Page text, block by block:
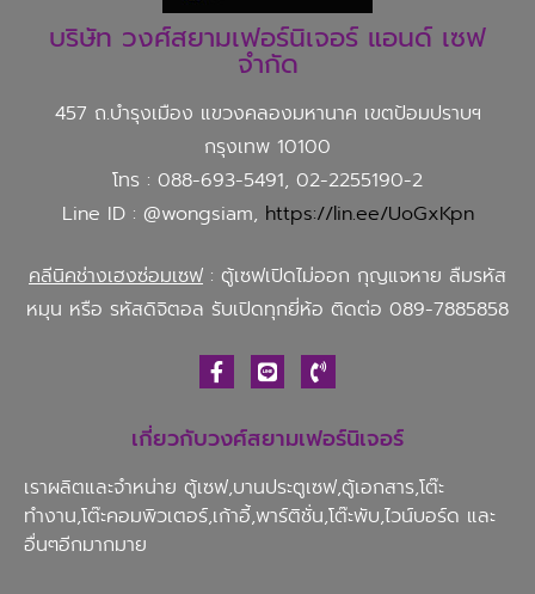
บริษัท วงศ์สยามเฟอร์นิเจอร์ แอนด์ เซฟ
จำกัด
457 ถ.บำรุงเมือง แขวงคลองมหานาค เขตป้อมปราบฯ
กรุงเทพ 10100
โทร : 088-693-5491, 02-2255190-2
Line ID : @wongsiam, https://lin.ee/UoGxKpn
คลีนิคช่างเฮงซ่อมเซฟ : ตู้เซฟเปิดไม่ออก กุญแจหาย ลืมรหัส
หมุน หรือ รหัสดิจิตอล รับเปิดทุกยี่ห้อ ติดต่อ 089-7885858
เกี่ยวกับวงศ์สยามเฟอร์นิเจอร์
เราผลิตและจำหน่าย ตู้เซฟ,บานประตูเซฟ,ตู้เอกสาร,โต๊ะ
ทำงาน,โต๊ะคอมพิวเตอร์,เก้าอี้,พาร์ติชั่น,โต๊ะพับ,ไวน์บอร์ด และ
อื่นๆอีกมากมาย